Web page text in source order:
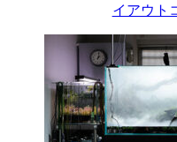
イアウト